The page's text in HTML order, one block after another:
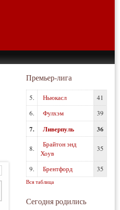
Премьер-лига
5. Ньюкасл
41
6.
Фулхэм 39
7. Ливерпуль 36
8.
Брайтон энд
Хоув
35
9. Брентфорд 35
Вся таблица
Сегодня родились